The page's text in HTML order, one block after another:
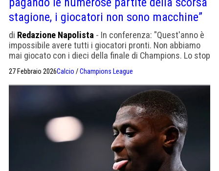
stagione, i giocatori non sono macchine”
di Redazione Napolista - In conferenza: "Quest'anno è
impossibile avere tutti i giocatori pronti. Non abbiamo
mai giocato con i dieci della finale di Champions. Lo stop
27 Febbraio 2026Calcio /Champions League